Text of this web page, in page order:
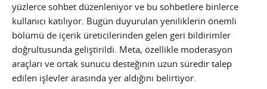
yüzlerce sohbet düzenleniyor ve bu sohbetlere binlerce
kullanıcı katılıyor. Bugün duyurulan yeniliklerin önemli
bölümü de içerik üreticilerinden gelen geri bildirimler
doğrultusunda geliştirildi. Meta, özellikle moderasyon
araçları ve ortak sunucu desteğinin uzun süredir talep
edilen işlevler arasında yer aldığını belirtiyor.